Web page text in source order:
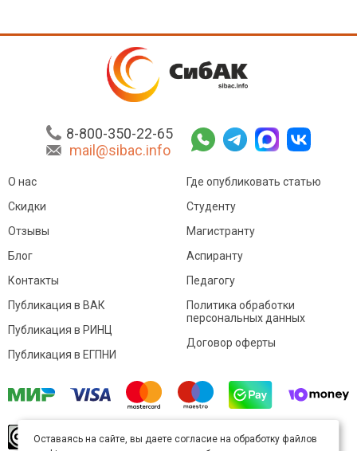
8-800-350-22-65
mail@sibac.info
О нас
Скидки
Отзывы
Блог
Контакты
Где опубликовать статью
Студенту
Магистранту
Аспиранту
Педагогу
Публикация в ВАК
Публикация в РИНЦ
Публикация в ЕГПНИ
Политика обработки
персональных данных
Договор оферты
произведение доступно полицензии Creative
Оставаясь на сайте, вы даете согласие на обработку файлов